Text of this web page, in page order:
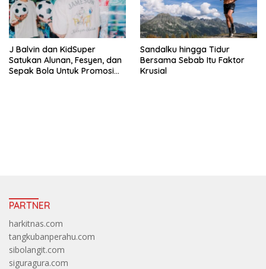
J Balvin dan KidSuper
Satukan Alunan, Fesyen, dan
Sepak Bola Untuk Promosi
Sandalku hingga Tidur
Bersama Sebab Itu Faktor
Krusial
PARTNER
harkitnas.com
tangkubanperahu.com
sibolangit.com
siguragura.com